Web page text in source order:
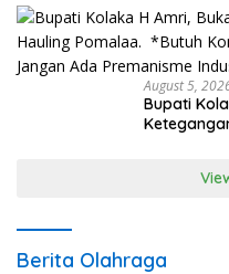
Kelurahan
August 5,
Bupati
Ketegangan
Berita Olahraga